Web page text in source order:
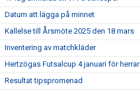
Datum att lägga på minnet
Kallelse till Årsmöte 2025 den 18 mars
Inventering av matchkläder
Hertzögas Futsalcup 4 januari för herrar
Resultat tipspromenad